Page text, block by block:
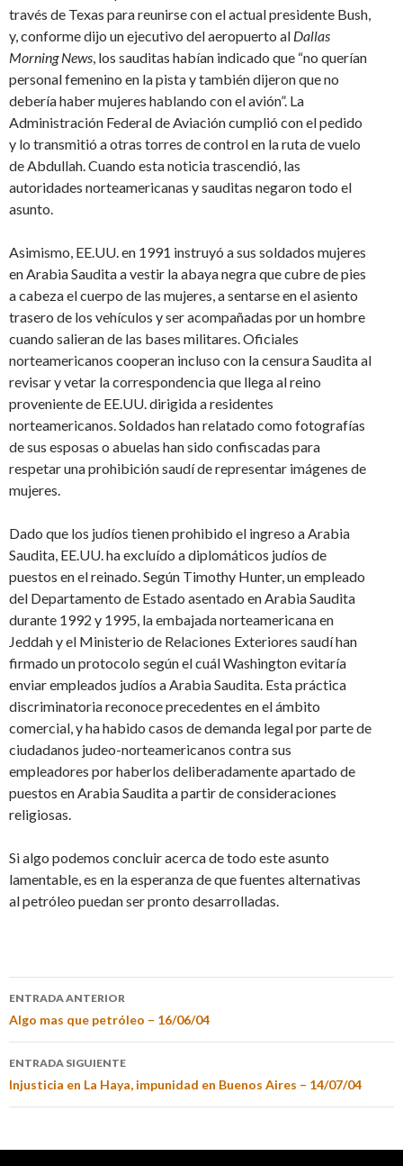
través de Texas para reunirse con el actual presidente Bush,
y, conforme dijo un ejecutivo del aeropuerto al Dallas
Morning News , los sauditas habían indicado que “no querían
personal femenino en la pista y también dijeron que no
debería haber mujeres hablando con el avión”. La
Administración Federal de Aviación cumplió con el pedido
y lo transmitió a otras torres de control en la ruta de vuelo
de Abdullah. Cuando esta noticia trascendió, las
autoridades norteamericanas y sauditas negaron todo el
asunto.
Asimismo, EE.UU. en 1991 instruyó a sus soldados mujeres
en Arabia Saudita a vestir la abaya negra que cubre de pies
a cabeza el cuerpo de las mujeres, a sentarse en el asiento
trasero de los vehículos y ser acompañadas por un hombre
cuando salieran de las bases militares. Oficiales
norteamericanos cooperan incluso con la censura Saudita al
revisar y vetar la correspondencia que llega al reino
proveniente de EE.UU. dirigida a residentes
norteamericanos. Soldados han relatado como fotografías
de sus esposas o abuelas han sido confiscadas para
respetar una prohibición saudí de representar imágenes de
mujeres.
Dado que los judíos tienen prohibido el ingreso a Arabia
Saudita, EE.UU. ha excluído a diplomáticos judíos de
puestos en el reinado. Según Timothy Hunter, un empleado
del Departamento de Estado asentado en Arabia Saudita
durante 1992 y 1995, la embajada norteamericana en
Jeddah y el Ministerio de Relaciones Exteriores saudí han
firmado un protocolo según el cuál Washington evitaría
enviar empleados judíos a Arabia Saudita. Esta práctica
discriminatoria reconoce precedentes en el ámbito
comercial, y ha habido casos de demanda legal por parte de
ciudadanos judeo-norteamericanos contra sus
empleadores por haberlos deliberadamente apartado de
puestos en Arabia Saudita a partir de consideraciones
religiosas.
Si algo podemos concluir acerca de todo este asunto
lamentable, es en la esperanza de que fuentes alternativas
al petróleo puedan ser pronto desarrolladas.
ENTRADA ANTERIOR
Algo mas que petróleo – 16/06/04
ENTRADA SIGUIENTE
Injusticia en La Haya, impunidad en Buenos Aires – 14/07/04